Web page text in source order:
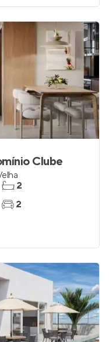
Clube
2
2